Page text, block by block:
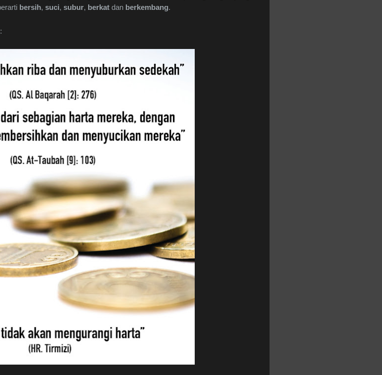
bersih, suci, subur, berkat dan berkembang.